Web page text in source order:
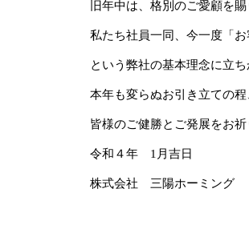
旧年中は、格別のご愛顧を
私たち社員一同、今一度「
という弊社の基本理念に立
本年も変らぬお引き立ての
皆様のご健勝とご発展をお祈
令和４年 1月吉日
株式会社 三陽ホーミング